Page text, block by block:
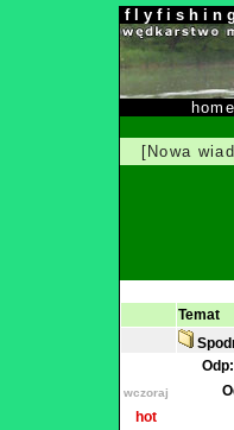
f l y f i s h i n g
home
[Nowa
Temat
wczoraj
hot